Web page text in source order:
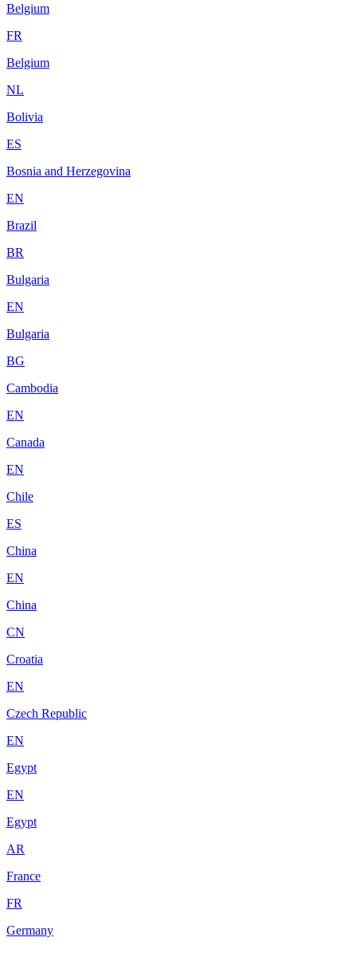
Belgium
FR
Belgium
NL
Bolivia
ES
Bosnia and Herzegovina
EN
Brazil
BR
Bulgaria
EN
Bulgaria
BG
Cambodia
EN
Canada
EN
Chile
ES
China
EN
China
CN
Croatia
EN
Czech Republic
EN
Egypt
EN
Egypt
AR
France
FR
Germany